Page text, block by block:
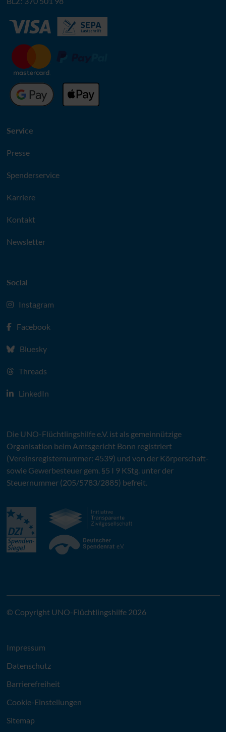
Service
Presse
Spenderservice
Karriere
Kontakt
Newsletter
Social
Instagram
Facebook
Bluesky
Threads
LinkedIn
Die UNO-Flüchtlingshilfe e.V.ist als gemeinnützige
Organisation beim Amtsgericht Bonn registriert
(Vereinsregisternummer: 4539) und von der Körperschaft-
sowie Gewerbesteuer gem. §5 I 9 KStg. unter der
Steuernummer (205/5783/2885) befreit.
© Copyright UNO-Flüchtlingshilfe 2026
Impressum
Datenschutz
Barrierefreiheit
Cookie-Einstellungen
Sitemap